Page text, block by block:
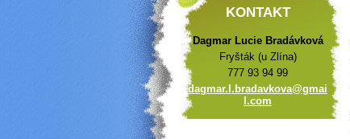
KONTAKT
Dagmar Lucie Bradávková
Fryšták (u Zlína)
777 93 94 99
dagmar.l .bradavkova@gmai
l.com